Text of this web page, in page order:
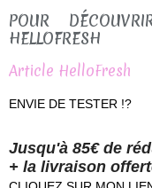
POUR
HELLOFRESH
Article HelloFresh
ENVIE DE TESTER !?
Jusqu'à 85€ de
+ la livraison